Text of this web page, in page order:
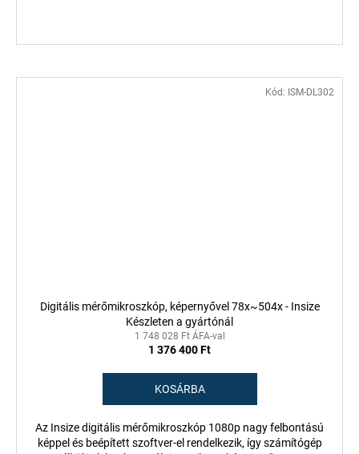
Digitális mérőmikroszkóp, képernyővel 78x~504x - Insize
Készleten a gyártónál
1 748 028 Ft ÁFA-val
1 376 400 Ft
KOSÁRBA
Az Insize digitális mérőmikroszkóp 1080p nagy felbontású
képpel és beépített szoftver-el rendelkezik, így számítógép
Kód: ISM-DL302